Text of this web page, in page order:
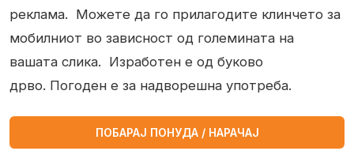
реклама. Можете да го прилагодите клинчето за
мобилниот во зависност од големината на
вашата слика. Изработен е од буково
дрво. Погоден е за надворешна употреба.
ПОБАРАЈ ПОНУДА / НАРАЧАЈ